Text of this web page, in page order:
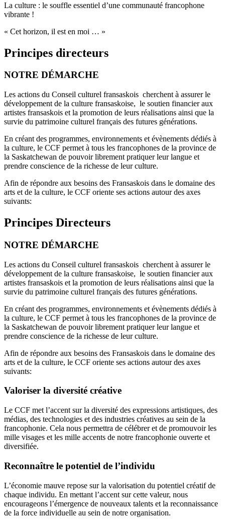
La culture : le souffle essentiel d’une communauté francophone
vibrante !
« Cet horizon, il est en moi … »
Principes directeurs
NOTRE DÉMARCHE
Les actions du Conseil culturel fransaskois cherchent à assurer le
développement de la culture fransaskoise, le soutien financier aux
artistes fransaskois et la promotion de leurs réalisations ainsi que la
survie du patrimoine culturel français des futures générations.
En créant des programmes, environnements et évènements dédiés à
la culture, le CCF permet à tous les francophones de la province de
la Saskatchewan de pouvoir librement pratiquer leur langue et
prendre conscience de la richesse de leur culture.
Afin de répondre aux besoins des Fransaskois dans le domaine des
arts et de la culture, le CCF oriente ses actions autour des axes
suivants:
Principes Directeurs
NOTRE DÉMARCHE
Les actions du Conseil culturel fransaskois cherchent à assurer le
développement de la culture fransaskoise, le soutien financier aux
artistes fransaskois et la promotion de leurs réalisations ainsi que la
survie du patrimoine culturel français des futures générations.
En créant des programmes, environnements et évènements dédiés à
la culture, le CCF permet à tous les francophones de la province de
la Saskatchewan de pouvoir librement pratiquer leur langue et
prendre conscience de la richesse de leur culture.
Afin de répondre aux besoins des Fransaskois dans le domaine des
arts et de la culture, le CCF oriente ses actions autour des axes
suivants:
Valoriser la diversité créative
Le CCF met l’accent sur la diversité des expressions artistiques, des
médias, des technologies et des industries créatives au sein de la
francophonie. Cela nous permettra de célébrer et de promouvoir les
mille visages et les mille accents de notre francophonie ouverte et
diversifiée.
Reconnaître le potentiel de l’individu
L’économie mauve repose sur la valorisation du potentiel créatif de
chaque individu. En mettant l’accent sur cette valeur, nous
encourageons l’émergence de nouveaux talents et la reconnaissance
de la force individuelle au sein de notre organisation.